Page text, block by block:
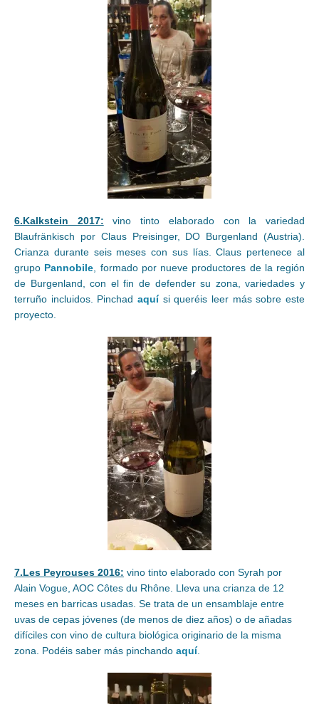
6.Kalkstein 2017: vino tinto elaborado con la variedad
Blaufränkisch por Claus Preisinger, DO Burgenland (Austria).
Crianza durante seis meses con sus lías. Claus pertenece al
grupo Pannobile, formado por nueve productores de la región
de Burgenland, con el fin de defender su zona, variedades y
terruño incluidos. Pinchad aquísi queréis leer más sobre este
proyecto.
7.Les Peyrouses 2016: vino tinto elaborado con Syrah por
Alain Vogue, AOC Côtes du Rhône. Lleva una crianza de 12
meses en barricas usadas. Se trata de un ensamblaje entre
uvas de cepas jóvenes (de menos de diez años) o de añadas
difíciles con vino de cultura biológica originario de la misma
zona. Podéis saber más pinchando aquí.